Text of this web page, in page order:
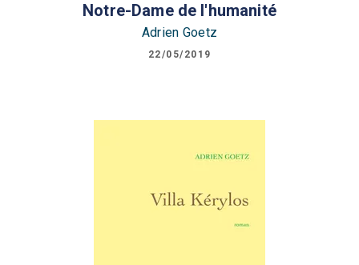
Notre-Dame de l'humanité
Adrien Goetz
22/05/2019